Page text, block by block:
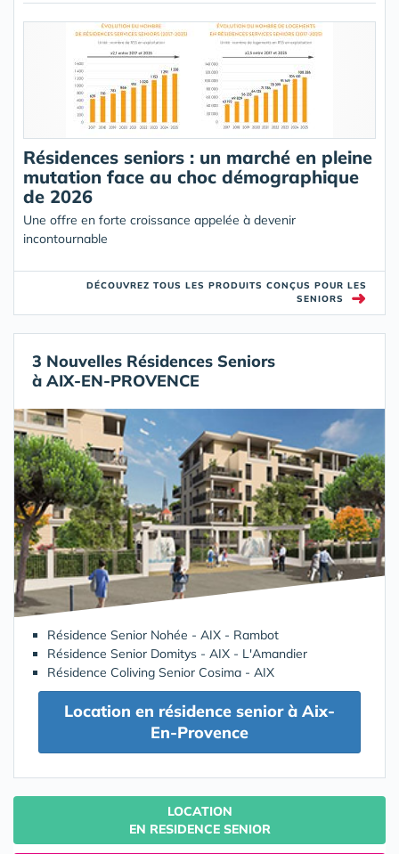
Résidences seniors : un marché en pleine
mutation face au choc démographique
de 2026
Une offre en forte croissance appelée à devenir
incontournable
DÉCOUVREZ TOUS LES PRODUITS CONÇUS POUR LES
SENIORS
➜
3 Nouvelles Résidences Seniors
à AIX-EN-PROVENCE
Résidence Senior Nohée - AIX - Rambot
Résidence Senior Domitys - AIX - L'Amandier
Résidence Coliving Senior Cosima - AIX
Location en résidence senior à Aix-
En-Provence
LOCATION
EN RESIDENCE SENIOR